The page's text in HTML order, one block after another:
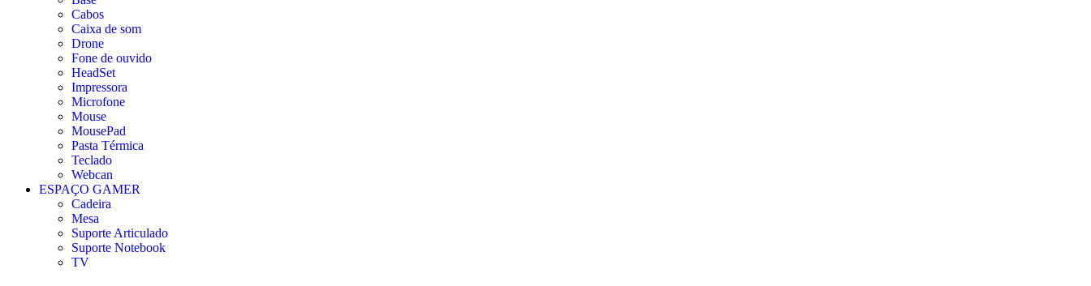
Cabos
Caixa de som
Drone
Fone de ouvido
HeadSet
Impressora
Microfone
Mouse
MousePad
Pasta Térmica
Teclado
Webcan
ESPAÇO GAMER
Cadeira
Mesa
Suporte Articulado
Suporte Notebook
TV